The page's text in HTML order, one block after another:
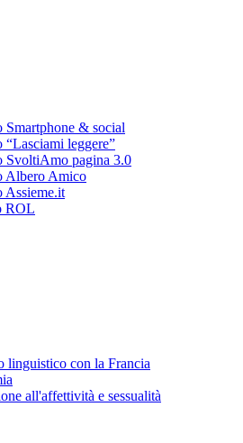
Smartphone & social
“Lasciami leggere”
SvoltiAmo pagina 3.0
Albero Amico
Assieme.it
ROL
linguistico con la Francia
all'affettività e sessualità